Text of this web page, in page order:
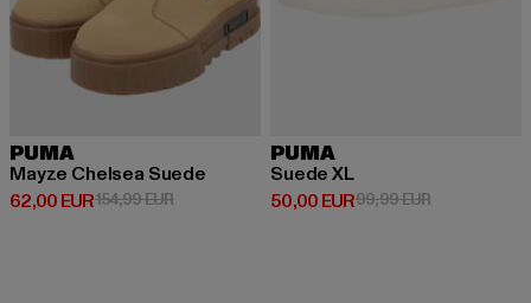
PUMA
Mayze Chelsea Suede
62,00 EUR
Derzeitiger Preis: 62,00 EUR
154,99 EURAktionspreis: 154,99 EUR
PUMA
Suede XL
50,00 EUR
Derzeitiger Preis: 50,00 EUR
99,99 EURAktionspreis: